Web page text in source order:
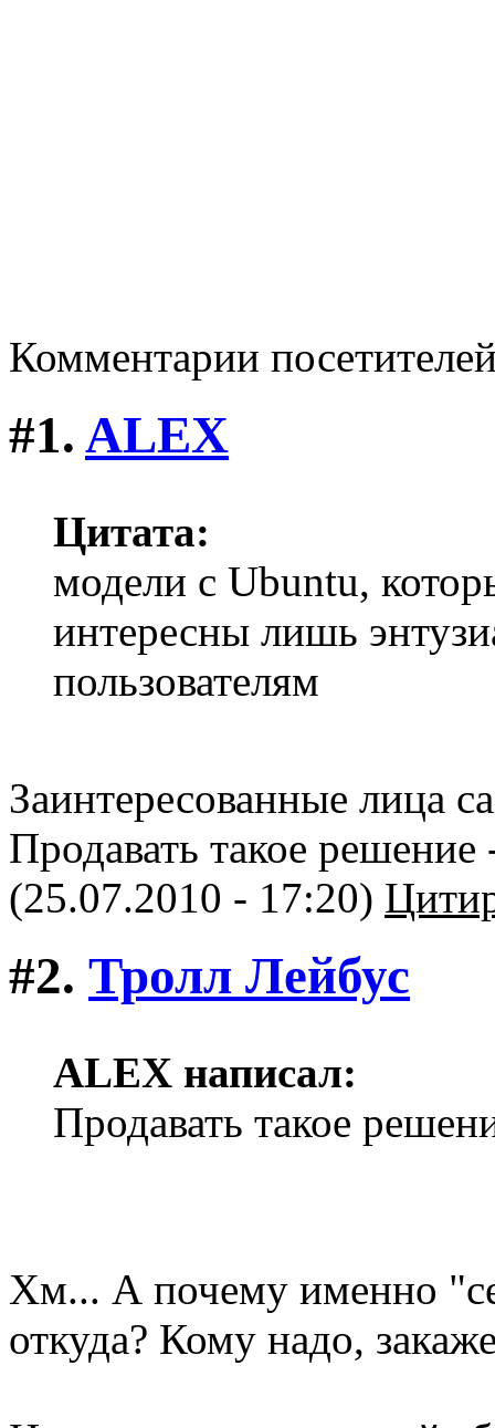
Комментарии
#1. ALEX
Цитата:
модели с Ubuntu,
интересны лишь
пользователям
Заинтересованные лица
Продавать такое решение
(25.07.2010 - 17:20)
#2. Тролл Лейбус
ALEX написал:
Продавать такое
Хм... А почему именно
откуда? Кому надо,